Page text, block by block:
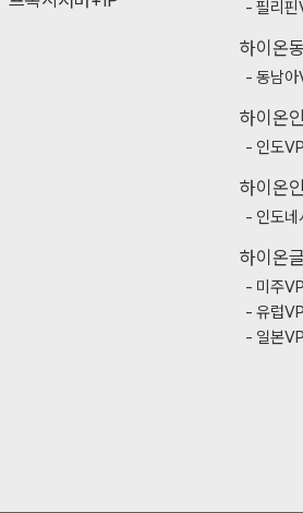
필리
하이온
동남
하이온
인도
하이온
인도
하이온
미주
유럽
일본